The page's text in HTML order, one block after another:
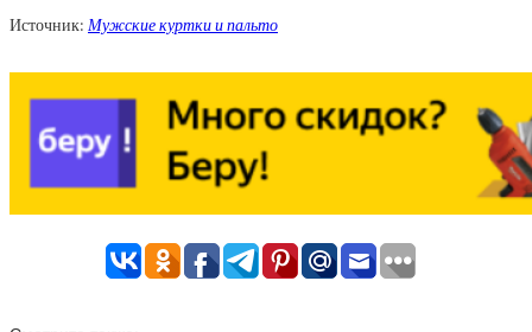
Источник: Мужские куртки и пальто